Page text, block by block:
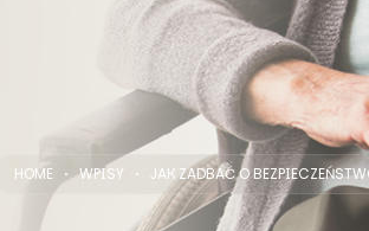
HOME WPISY JAK ZADBAĆ O